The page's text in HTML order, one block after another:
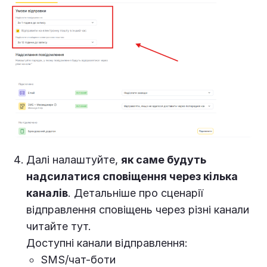
Далі налаштуйте, як саме будуть
надсилатися сповіщення через кілька
каналів. Детальніше про сценарії
відправлення сповіщень через різні канали
читайте тут.
Доступні канали відправлення:
SMS/чат-боти